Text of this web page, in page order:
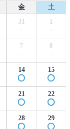
金
土
31
-
1
-
7
-
8
-
14 15
21 22
28 29